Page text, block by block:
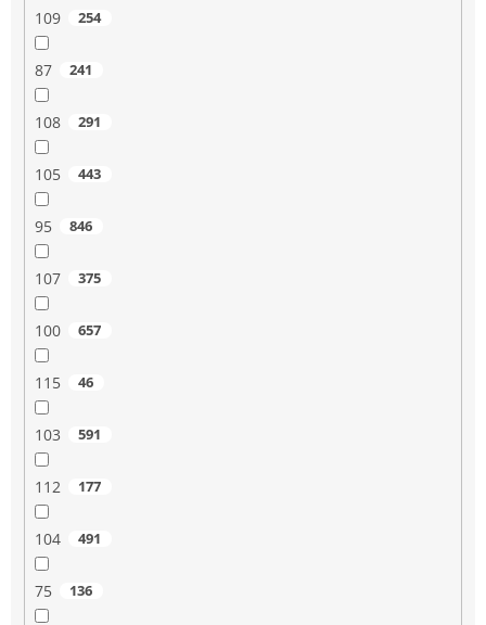
109 254
87 241
108 291
105 443
95 846
107 375
100 657
115 46
103 591
112 177
104 491
75 136